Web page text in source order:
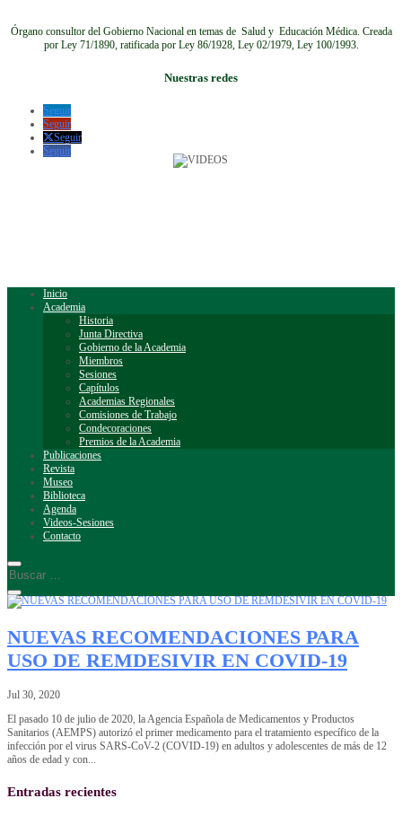
Órgano consultor del Gobierno Nacional en temas de Salud y Educación Médica. Creada
por Ley 71/1890, ratificada por Ley 86/1928, Ley 02/1979, Ley 100/1993.
Nuestras redes
Seguir
Seguir
Seguir
Seguir
Inicio
Academia
Historia
Junta Directiva
Gobierno de la Academia
Miembros
Sesiones
Capítulos
Academias Regionales
Comisiones de Trabajo
Condecoraciones
Premios de la Academia
Publicaciones
Revista
Museo
Biblioteca
Agenda
Videos-Sesiones
Contacto
NUEVAS RECOMENDACIONES PARA
USO DE REMDESIVIR EN COVID-19
Jul 30, 2020
El pasado 10 de julio de 2020, la Agencia Española de Medicamentos y Productos
Sanitarios (AEMPS) autorizó el primer medicamento para el tratamiento específico de la
infección por el virus SARS-CoV-2 (COVID-19) en adultos y adolescentes de más de 12
años de edad y con...
Entradas recientes